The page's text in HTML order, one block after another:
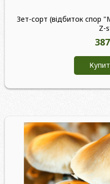
Зет-сорт (відбиток спор
Z-